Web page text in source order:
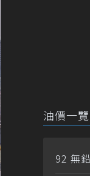
油價一
92 無鉛